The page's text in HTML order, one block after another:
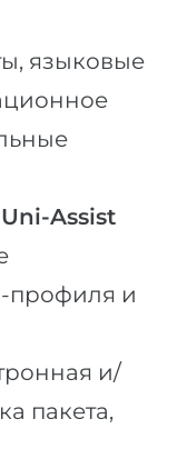
языковые
Assist
профиля и
и/
пакета,